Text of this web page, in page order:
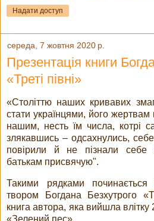
Надати доступ
середа, 7 жовтня 2020 р.
Презентація книги
«Треті півні»
«Століттю наших кривавих
стати українцями, його жертвам
нашим, несть їм числа, котрі
злякавшись – одсахнулись,
повірили й не пізнали себе
батькам присвячую".
Такими рядками починається
твором Богдана Безхутрого
книга автора, яка вийшла влітку
«Зелений пес».